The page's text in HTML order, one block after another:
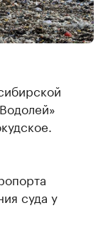
суда у